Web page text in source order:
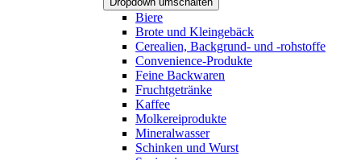
Biere
Brote und Kleingebäck
Cerealien, Backgrund- und -rohstoffe
Convenience-Produkte
Feine Backwaren
Fruchtgetränke
Kaffee
Molkereiprodukte
Mineralwasser
Schinken und Wurst